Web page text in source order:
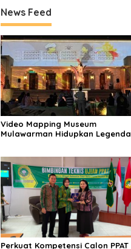
News Feed
Video Mapping Museum
Mulawarman Hidupkan Legenda
Perkuat Kompetensi Calon PPAT